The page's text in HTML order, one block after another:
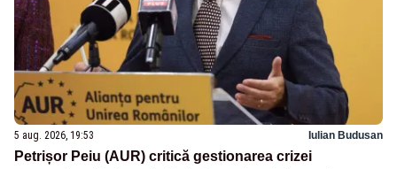
5 aug. 2026, 19:53 Iulian Budusan
Petrișor Peiu (AUR) critică gestionarea crizei